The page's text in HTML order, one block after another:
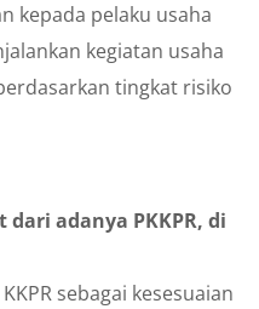
kepada pelaku usaha
kegiatan usaha
tingkat risiko
adanya PKKPR, di
sebagai kesesuaian